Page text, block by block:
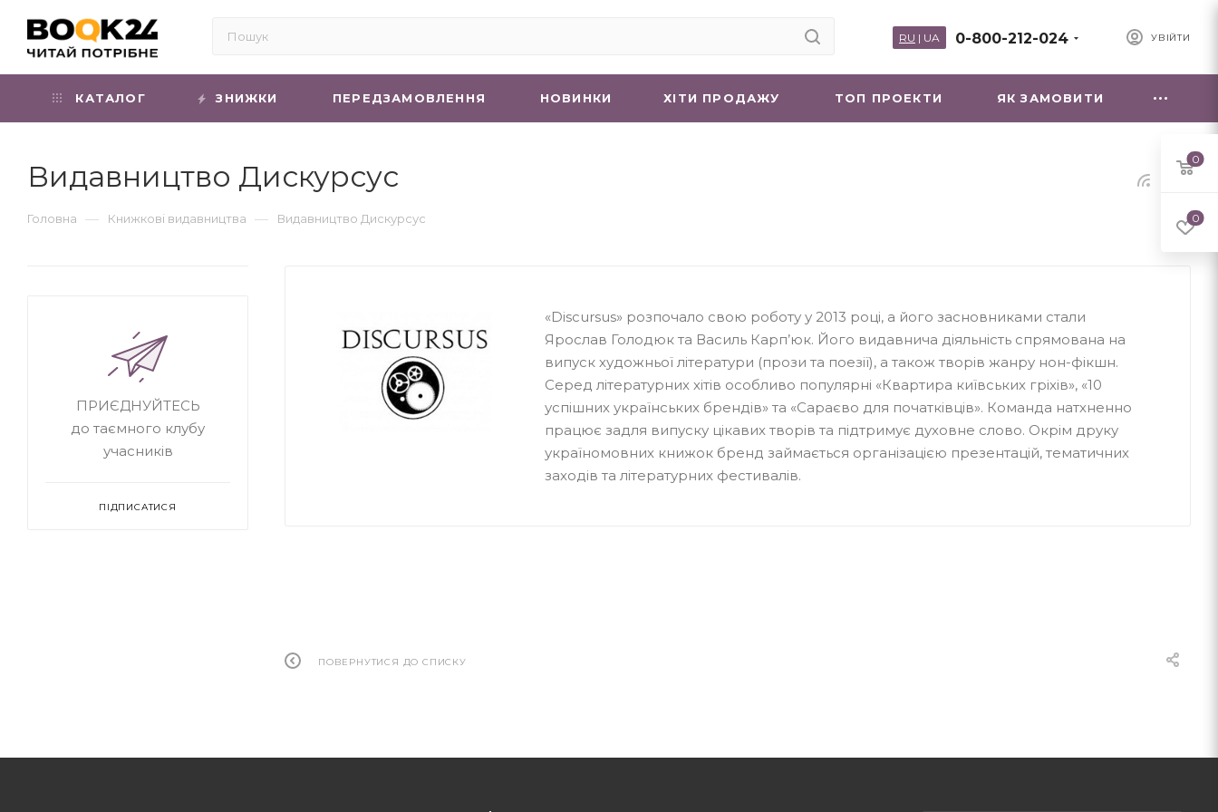
УВІЙТИ
0-800-212-024
RU | UA
КАТАЛОГ ЗНИЖКИ ПЕРЕДЗАМОВЛЕННЯ НОВИНКИ ХIТИ ПРОДАЖУ ТОП ПРОЕКТИ ЯК ЗАМОВИТИ
Видавництво Дискурсус
Головна — Книжкові видавництва — Видавництво Дискурсус
«Discursus» розпочало свою роботу у 2013 році, а його засновниками стали
Ярослав Голодюк та Василь Карп’юк. Його видавнича діяльність спрямована на
випуск художньої літератури (прози та поезії), а також творів жанру нон-фікшн.
Серед літературних хітів особливо популярні «Квартира київських гріхів», «10
успішних українських брендів» та «Сараєво для початківців». Команда натхненно
працює задля випуску цікавих творів та підтримує духовне слово. Окрім друку
україномовних книжок бренд займається організацією презентацій, тематичних
заходів та літературних фестивалів.
ПОВЕРНУТИСЯ ДО СПИСКУ
ПРИЄДНУЙТЕСЬ
до таємного клубу
учасників
ПІДПИСАТИСЯ
0
0